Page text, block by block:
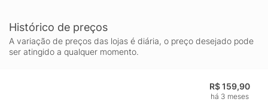
Histórico de preços
A variação de preços das lojas é diária, o preço desejado pode
ser atingido a qualquer momento.
R$ 159,90
há 3 meses